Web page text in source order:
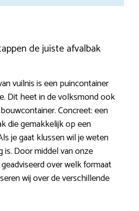
de juiste afvalbak
vuilnis is een puincontainer
Dit heet in de volksmond ook
Concreet: een
die gemakkelijk op een
je gaat klussen wil je weten
Door middel van onze
over welk formaat
wij over de verschillende